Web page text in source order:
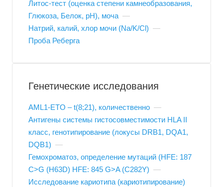
Литос-тест (оценка степени камнеобразования,
Глюкоза, Белок, pH), моча —
Натрий, калий, хлор мочи (Na/K/Cl) —
Проба Реберга
Генетические исследования
AML1-ETO – t(8;21), количественно —
Антигены системы гистосовместимости HLA II
класс, генотипирование (локусы DRB1, DQA1,
DQB1) —
Гемохроматоз, определение мутаций (HFE: 187
С>G (H63D) HFE: 845 G>A (C282Y) —
Исследование кариотипа (кариотипирование)